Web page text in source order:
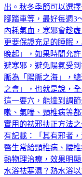
出。秋冬季節可以選
腳踏車等，最好每週3
內耗氣血，寒邪會趁
更要保證充足的睡眠
晚起」，如果時間允
避寒邪，避免陽氣受
脈為「陽脈之海」，
之會」，也就是說，
這一要穴，能達到調
嗽、氣喘、頸椎病等
實用的祛邪扶正方法
有記載：「其有邪者
醫生常給頸椎病、腰
熱物理治療，效果明
水浴祛寒濕？熱水浴